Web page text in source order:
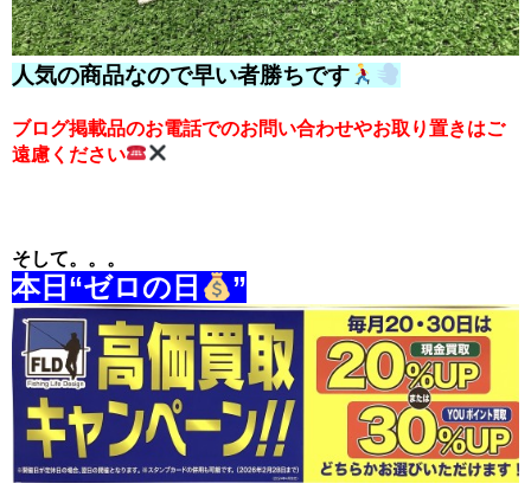
人気の商品なので早い者勝ちです
ブログ掲載品のお電話でのお問い合わせやお取り置きはご
遠慮ください
そして。。。
本日“ゼロの日 ”